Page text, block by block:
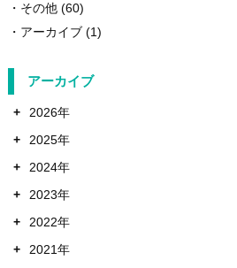
その他(60)
アーカイブ(1)
アーカイブ
+
2026年
+
2025年
+
2024年
+
2023年
+
2022年
+
2021年